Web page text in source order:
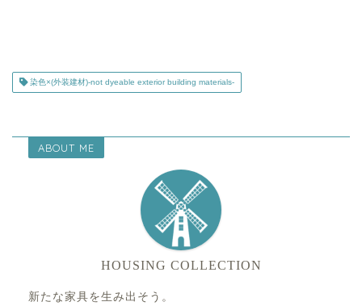
染色×(外装建材)-not dyeable exterior building materials-
ABOUT ME
HOUSING COLLECTION
新たな家具を生み出そう。